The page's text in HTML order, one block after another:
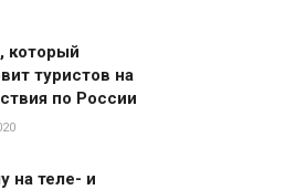
который
туристов на
по России
на теле- и